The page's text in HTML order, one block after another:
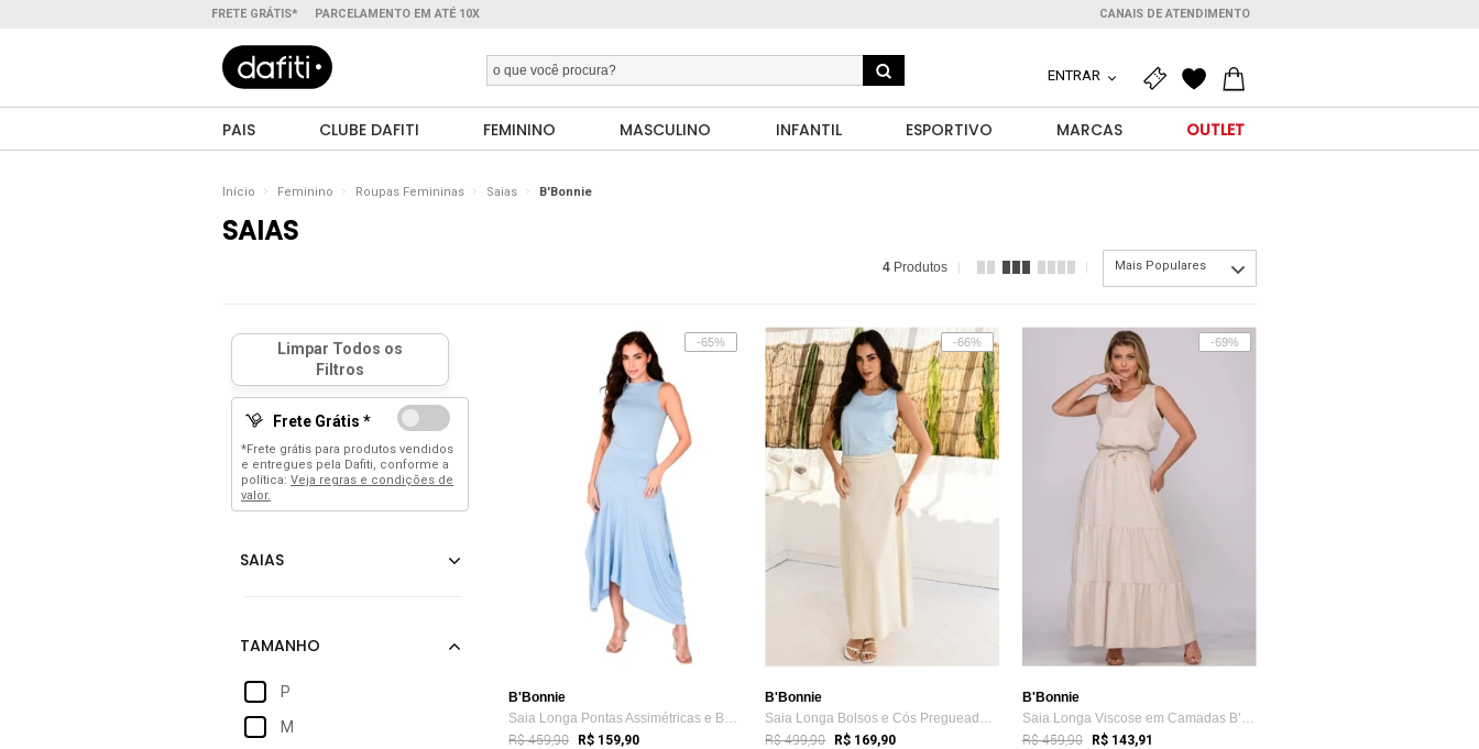
FRETE GRÁTIS* PARCELAMENTO EM ATÉ 10X CANAIS DE ATENDIMENTO
ENTRAR
PAIS CLUBE DAFITI FEMININO MASCULINO INFANTIL ESPORTIVO MARCAS OUTLET
Início Feminino Roupas Femininas Saias B'Bonnie
SAIAS
4 Produtos Mais Populares
Frete Grátis *
*Frete grátis para produtos vendidos
e entregues pela Dafiti, conforme a
política: Veja regras e condições de
valor.
P
M
-65%
B'Bonnie
Saia Longa Pontas Assimétricas e Bolsos ...
R$ 459,90 R$ 159,90
-66%
B'Bonnie
Saia Longa Bolsos e Cós Pregueado B’Bonn...
R$ 499,90 R$ 169,90
-69%
B'Bonnie
Saia Longa Viscose em Camadas B’Bonnie L...
R$ 459,90 R$ 143,91